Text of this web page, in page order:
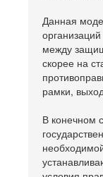
Данная
между
скорее на
рамки,
В конечном